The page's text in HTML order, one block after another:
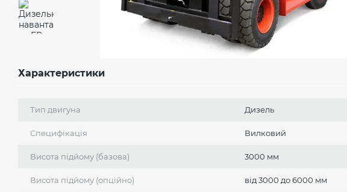
Характеристики
Тип двигуна Дизель
Специфікація Вилковий
Висота підйому (базова) 3000 мм
Висота підйому (опційно) від 3000 до 6000 мм